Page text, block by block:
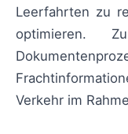
Leerfahrten zu
optimieren.
Verkehr im